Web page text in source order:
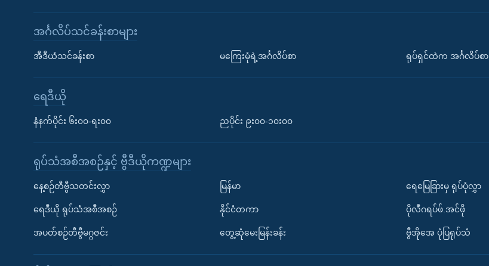
အင်္ဂလိပ်သင်ခန်းစာများ
အီဒီယံသင်ခန်းစာ မကြေးမုံရဲ့အင်္ဂလိပ်စာ ရုပ်ရှင်ထဲက အင်္ဂလိပ်စာ
ရေဒီယို
နံနက်ပိုင်း ၆း၀၀-ရး၀၀ ညပိုင်း ၉း၀၀-၁၀း၀၀
ရုပ်သံအစီအစဉ်နှင့် ဗွီဒီယိုကဏ္ဍများ
နေ့စဉ်တီဗွီသတင်းလွှာ
ရေဒီယို ရုပ်သံအစီအစဉ်
အပတ်စဉ်တီဗွီမဂ္ဂဇင်း
မြန်မာ
နိုင်ငံတကာ
တွေ့ဆုံမေးမြန်းခန်း
ရေမြေခြားမှ ရုပ်ပုံလွှာ
ပိုလီဂရပ်ဖ်.အင်ဖို
ဗွီအိုအေ ပုံပြရုပ်သံ